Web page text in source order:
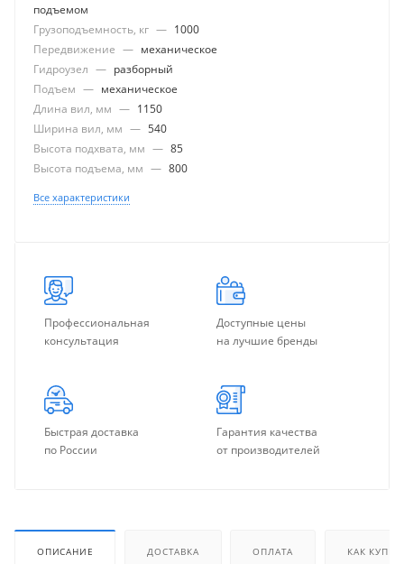
подъемом
Грузоподъемность, кг — 1000
Передвижение — механическое
Гидроузел — разборный
Подъем — механическое
Длина вил, мм — 1150
Ширина вил, мм — 540
Высота подхвата, мм — 85
Высота подъема, мм — 800
Все характеристики
Профессиональная
консультация
Доступные цены
на лучшие бренды
Быстрая доставка
по России
Гарантия качества
от производителей
ОПИСАНИЕ ДОСТАВКА ОПЛАТА КАК